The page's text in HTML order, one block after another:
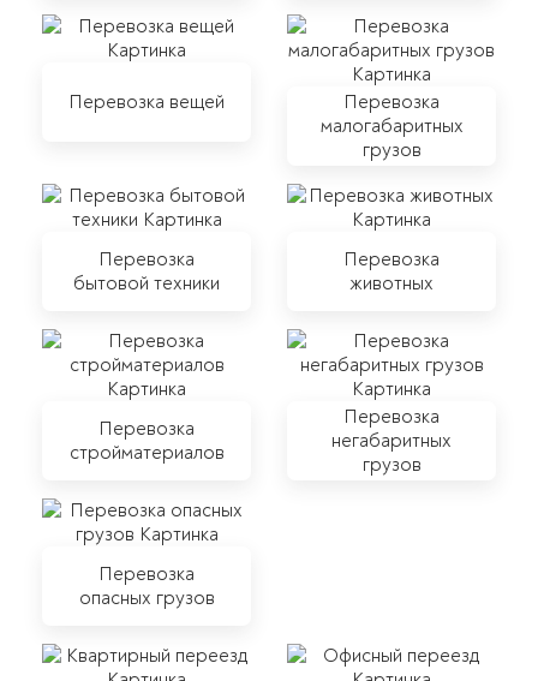
Перевозка вещей
Перевозка
малогабаритных
грузов
Перевозка
бытовой техники
Перевозка
животных
Перевозка
стройматериалов
Перевозка
негабаритных
грузов
Перевозка
опасных грузов